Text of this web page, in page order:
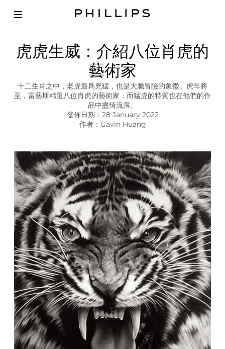
文
章
t
o
r
n
I
n
T
h
e
Y
a
r
O
f
h
e
T
i
g
e
虎虎生威：介紹八位肖虎的
藝術家
十二生肖之中，老虎最爲兇猛，也是大膽冒險的象徵。虎年將
至，富藝斯精選八位肖虎的藝術家，而猛虎的特質也在他們的作
品中盡情流露。
發佈日期：28 January 2022
作者：Gavin Huang